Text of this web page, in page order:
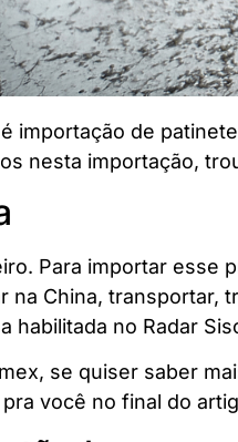
importação de
nesta importação,
Para importar esse
na China, transportar,
habilitada no Radar
se quiser saber
você no final do